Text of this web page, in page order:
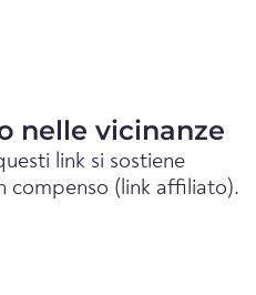
nelle vicinanze
link si sostiene
compenso (link affiliato).